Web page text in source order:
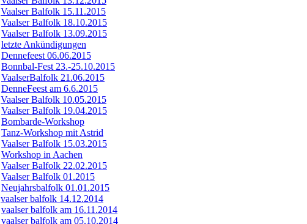
Vaalser Balfolk 15.11.2015
Vaalser Balfolk 18.10.2015
Vaalser Balfolk 13.09.2015
letzte Ankündigungen
Dennefeest 06.06.2015
Bonnbal-Fest 23.-25.10.2015
VaalserBalfolk 21.06.2015
DenneFeest am 6.6.2015
Vaalser Balfolk 10.05.2015
Vaalser Balfolk 19.04.2015
Bombarde-Workshop
Tanz-Workshop mit Astrid
Vaalser Balfolk 15.03.2015
Workshop in Aachen
Vaalser Balfolk 22.02.2015
Vaalser Balfolk 01.2015
Neujahrsbalfolk 01.01.2015
vaalser balfolk 14.12.2014
vaalser balfolk am 16.11.2014
vaalser balfolk am 05.10.2014